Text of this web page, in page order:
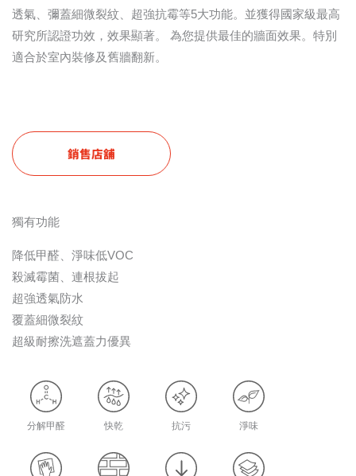
透氣、彌蓋細微裂紋、超強抗霉等5大功能。並獲得國家級最高
研究所認證功效，效果顯著。 為您提供最佳的牆面效果。特別
適合於室內裝修及舊牆翻新。
銷售店舖
獨有功能
降低甲醛、淨味低VOC
殺滅霉菌、連根拔起
超強透氣防水
覆蓋細微裂紋
超級耐擦洗遮蓋力優異
分解甲醛 快乾 抗污 淨味